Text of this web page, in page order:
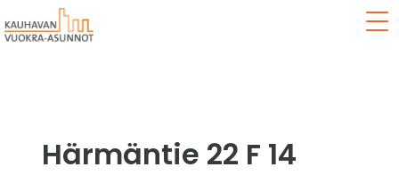
Härmäntie 22 F 14